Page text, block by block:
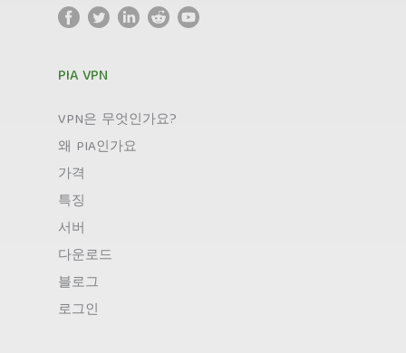
PIA VPN
VPN은 무엇인가요?
왜 PIA인가요
가격
특징
서버
다운로드
블로그
로그인